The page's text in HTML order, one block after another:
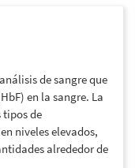
de sangre que
en la sangre. La
tipos de
niveles elevados,
alrededor de